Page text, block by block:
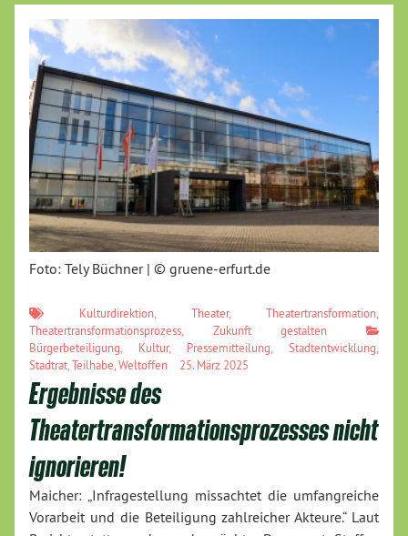
Foto: Tely Büchner | © gruene-erfurt.de
Kulturdirektion Theater, Theatertransformation
Theatertransformationsprozess
Zukunft gestalten
Bürgerbeteiligung
Kultur, Pressemitteilung Stadtentwicklung
Stadtrat Teilhabe Weltoffen 25. März 2025
Ergebnisse des
Theatertransformationsprozesses nicht
ignorieren!
Maicher: „Infragestellung missachtet die umfangreiche
Vorarbeit und die Beteiligung zahlreicher Akteure.“ Laut